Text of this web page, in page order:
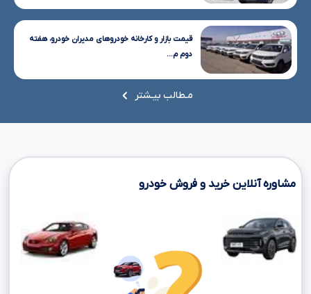
قیمت بازار و کارخانه خودروهای مدیران خودرو، هفته
دوم م...
مـطالب بیـشتر
مشاوره آنلاین خرید و فروش خودرو